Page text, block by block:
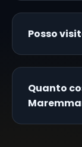
Posso
Quanto